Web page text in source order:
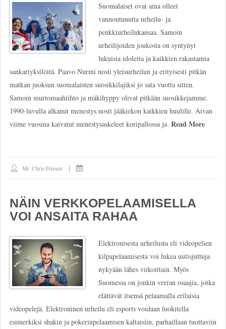
Suomalaiset ovat aina olleet
vannoutunutta urheilu- ja
penkkiurheilukansaa. Samoin
urheilijoiden joukosta on syntynyt
lukuisia idoleita ja kaikkien rakastamia
sankariyksilöitä. Paavo Nurmi nosti yleisurheilun ja erityisesti pitkän
matkan juoksun suomalaisten suosikkilajiksi jo sata vuotta sitten.
Samoin murtomaahiihto ja mäkihyppy olivat pitkään suosikkejamme.
1990-luvulla alkanut menestys nosti jääkiekon kaikkien huulille. Aivan
viime vuosina kaivatut menestysaskeleet koripallossa ja Read More
Mr. Chris Friesen
NÄIN VERKKOPELAAMISELLA
VOI ANSAITA RAHAA
Elektronisesta urheilusta eli videopelien
kilpapelaamisesta voi lukea uutisjuttuja
nykyään lähes viikoittain. Myös
Suomessa on jonkin verran osaajia, jotka
elättävät itsensä pelaamalla erilaisia
videopelejä. Elektroninen urheilu eli esports voidaan luokitella
esimerkiksi shakin ja pokerinpelaamisen kaltaisiin, parhaillaan tuottaviin